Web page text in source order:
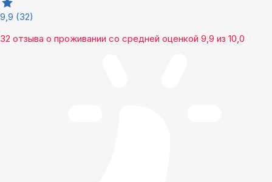
9,9 (32)
32 отзыва о проживании со средней оценкой 9,9 из 10,0